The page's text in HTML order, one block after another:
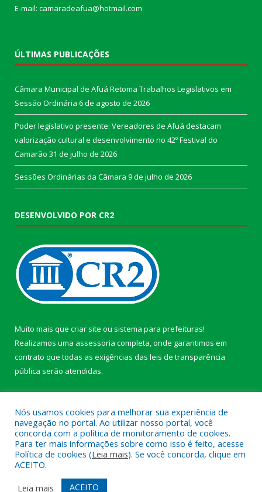
E-mail: camaradeafua@hotmail.com
ÚLTIMAS PUBLICAÇÕES
Câmara Municipal de Afuá Retoma Trabalhos Legislativos em
Sessão Ordinária 6 de agosto de 2026
Poder legislativo presente: Vereadores de Afuá destacam
valorização cultural e desenvolvimento no 42º Festival do
Camarão 31 de julho de 2026
Sessões Ordinárias da Câmara 9 de julho de 2026
DESENVOLVIDO POR CR2
Muito mais que criar site ou sistema para prefeituras!
Realizamos uma assessoria completa, onde garantimos em
contrato que todas as exigências das leis de transparência
pública serão atendidas.
Todos os direitos reservados a Câmara Municipal de Afuá.
Mapa do Site
Acessar Área Administrativa
Nós usamos cookies para melhorar sua experiência de
navegação no portal. Ao utilizar nosso portal, você
concorda com a política de monitoramento de cookies.
Para ter mais informações sobre como isso é feito, acesse
Política de cookies (Leia mais). Se você concorda, clique em
ACEITO.
Leia mais
ACEITO